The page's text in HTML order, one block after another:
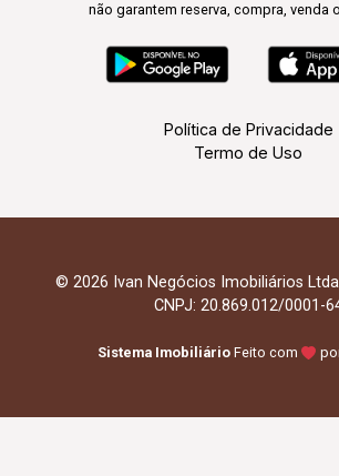
não garantem reserva, compra, venda
Política de Privacidade
Termo de Uso
© 2026 Ivan Negócios Imobiliários Ltda
CNPJ: 20.869.012/0001-
Sistema Imobiliário Feito com